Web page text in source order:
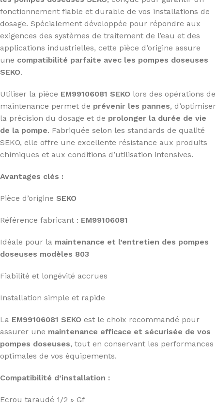
fonctionnement fiable et durable de vos installations de
dosage. Spécialement développée pour répondre aux
exigences des systèmes de traitement de l’eau et des
applications industrielles, cette pièce d’origine assure
une compatibilité parfaite avec les pompes doseuses
SEKO.
Utiliser la pièce EM99106081 SEKO lors des opérations de
maintenance permet de prévenir les pannes, d’optimiser
la précision du dosage et de prolonger la durée de vie
de la pompe. Fabriquée selon les standards de qualité
SEKO, elle offre une excellente résistance aux produits
chimiques et aux conditions d’utilisation intensives.
Avantages clés :
Pièce d’origine SEKO
Référence fabricant : EM99106081
Idéale pour la maintenance et l’entretien des pompes
doseuses modèles 803
Fiabilité et longévité accrues
Installation simple et rapide
La EM99106081 SEKO est le choix recommandé pour
assurer une maintenance efficace et sécurisée de vos
pompes doseuses, tout en conservant les performances
optimales de vos équipements.
Compatibilité d’installation :
Ecrou taraudé 1/2 » Gf